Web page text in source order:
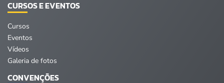
CURSOS E EVENTOS
Cursos
Eventos
Vídeos
Galeria de fotos
CONVENÇÕES